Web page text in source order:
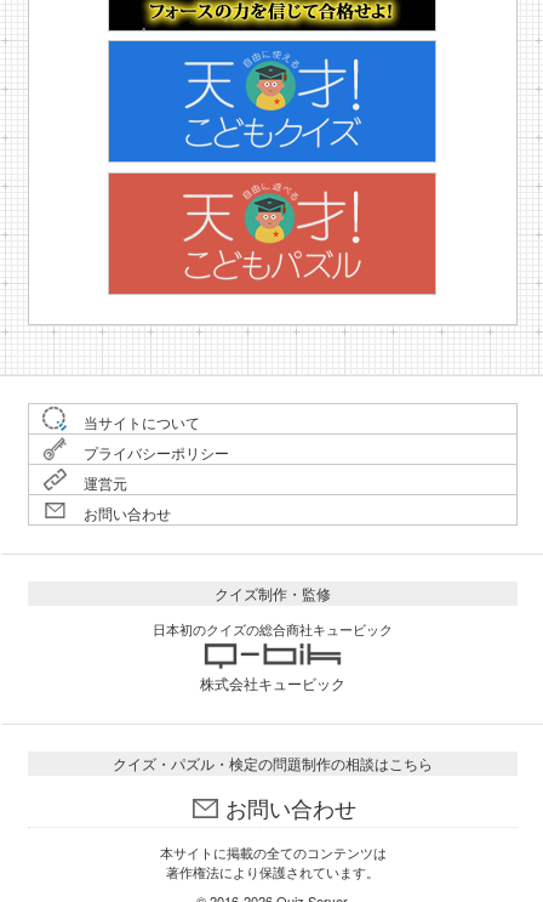
当サイトについて
プライバシーポリシー
運営元
お問い合わせ
クイズ制作・監修
日本初のクイズの総合商社キュービック
株式会社キュービック
クイズ・パズル・検定の問題制作の相談はこちら
お問い合わせ
本サイトに掲載の全てのコンテンツは
著作権法により保護されています。